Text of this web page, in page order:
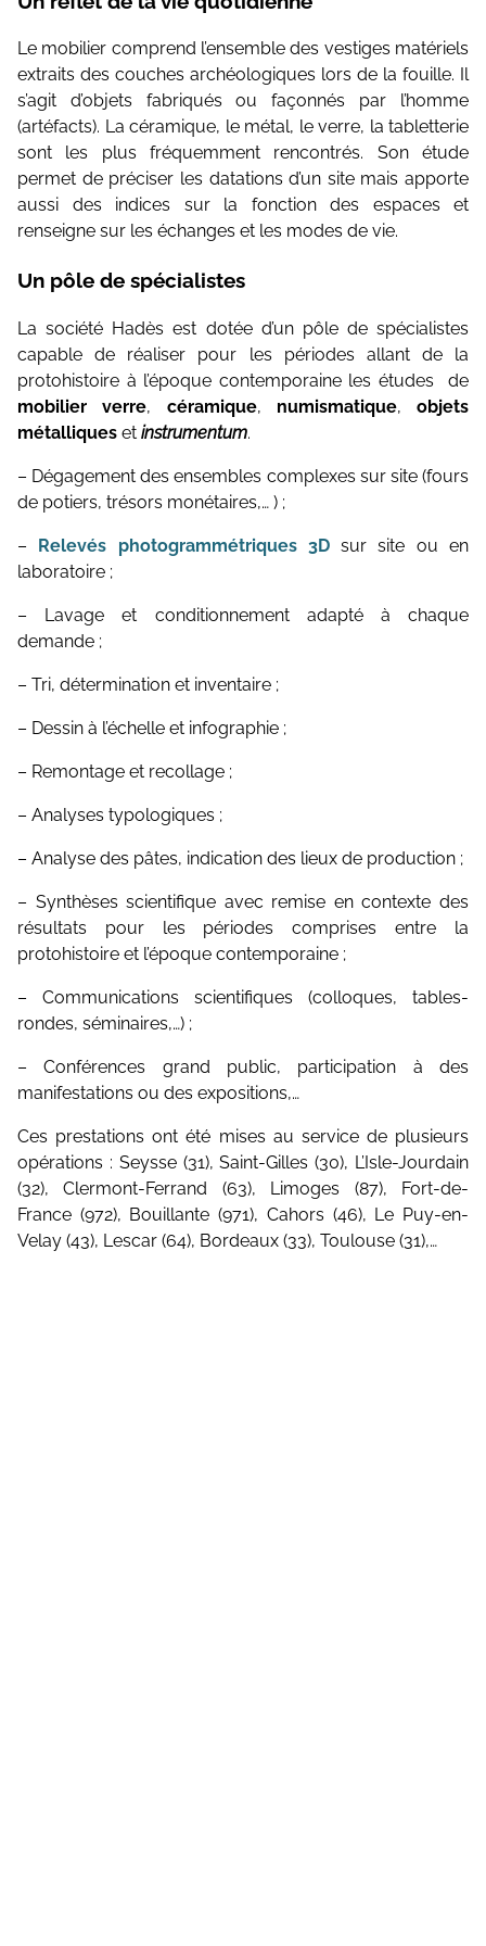
Topographie et Photogrammétrie
Drones
Inventaires du patrimoine
Systèmes d’information géographique
HArpage
La formation QGIS
Études du mobilier
Études archéobotaniques
Études archéozoologiques
Études géoarchéologiques
Communication et Valorisation
Archéoanthropologie
Fouille archéologique de puits
Topographie et Photogrammétrie
Drones
Inventaires du patrimoine
Systèmes d'information géographique Bases de
HArpage
La formation QGIS
Études du mobilier
Études archéozoologiques
Études archéobotaniques
Études géoarchéologiques
Communication et Valorisation
Le mobilier comprend l’ensemble des vestiges matériels
extraits des couches archéologiques lors de la fouille. Il
s’agit d’objets fabriqués ou façonnés par l’homme
(artéfacts). La céramique, le métal, le verre, la tabletterie
sont les plus fréquemment rencontrés. Son étude
permet de préciser les datations d’un site mais apporte
aussi des indices sur la fonction des espaces et
renseigne sur les échanges et les modes de vie.
Un pôle de spécialistes
La société Hadès est dotée d’un pôle de spécialistes
capable de réaliser pour les périodes allant de la
protohistoire à l’époque contemporaine les études de
mobilier verre, céramique, numismatique, objets
métalliques et instrumentum.
– Dégagement des ensembles complexes sur site (fours
de potiers, trésors monétaires,… ) ;
– Relevés photogrammétriques 3Dsur site ou en
laboratoire ;
– Lavage et conditionnement adapté à chaque
demande ;
– Tri, détermination et inventaire ;
– Dessin à l’échelle et infographie ;
– Remontage et recollage ;
– Analyses typologiques ;
– Analyse des pâtes, indication des lieux de production ;
– Synthèses scientifique avec remise en contexte des
résultats pour les périodes comprises entre la
protohistoire et l’époque contemporaine ;
– Communications scientifiques (colloques, tables-
rondes, séminaires,…) ;
– Conférences grand public, participation à des
manifestations ou des expositions,…
Ces prestations ont été mises au service de plusieurs
opérations : Seysse (31), Saint-Gilles (30), L’Isle-Jourdain
(32), Clermont-Ferrand (63), Limoges (87), Fort-de-
France (972), Bouillante (971), Cahors (46), Le Puy-en-
Velay (43), Lescar (64), Bordeaux (33), Toulouse (31),…